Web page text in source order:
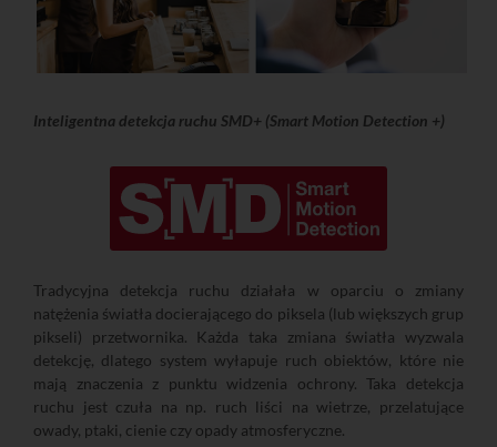
Inteligentna detekcja ruchu SMD+ (Smart Motion Detection +)
Tradycyjna detekcja ruchu działała w oparciu o zmiany
natężenia światła docierającego do piksela (lub większych grup
pikseli) przetwornika. Każda taka zmiana światła wyzwala
detekcję, dlatego system wyłapuje ruch obiektów, które nie
mają znaczenia z punktu widzenia ochrony. Taka detekcja
ruchu jest czuła na np. ruch liści na wietrze, przelatujące
owady, ptaki, cienie czy opady atmosferyczne.